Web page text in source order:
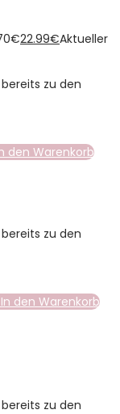
22.99€Aktueller
zu den
den Warenkorb
zu den
In den Warenkorb
zu den